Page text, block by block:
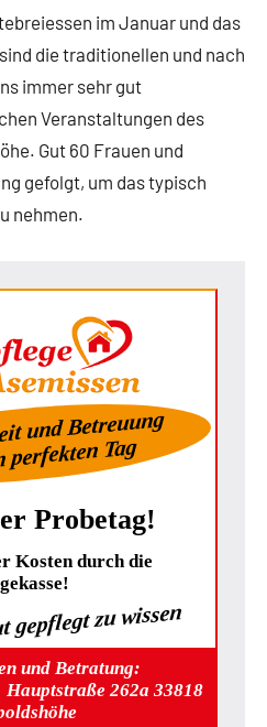
im Januar und das
die traditionellen und nach
immer sehr gut
Veranstaltungen des
Gut 60 Frauen und
gefolgt, um das typisch
nehmen.
und Betreuung
Tag
Probetag!
Kosten durch die
gepflegt zu wissen
und Betratung:
Hauptstraße 262a 33818